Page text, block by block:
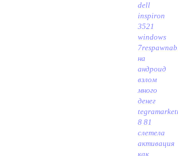
dell
inspiron
3521
windows
7
на
андроид
взлом
много
денег
8 81
слетела
активация
как